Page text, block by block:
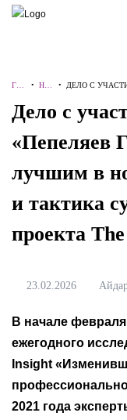
ПОИСК ПО
ГЛ
НА
Я
• НО
И
•
ДЕЛО С
Дело с
«Пепеляев
лучшим в
и тактика
проекта
23.02.2026
В начале
ежегодного
Insight
2021 года